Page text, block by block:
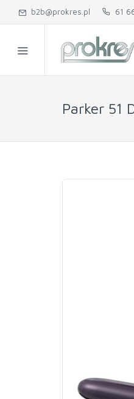
b2b@prokres.pl 61
Parker 51